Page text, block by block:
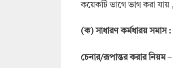
কয়েকটি ভাগে ভাগ করা যায়
(ক) সাধারণ কর্মধারয় সমাস :
চেনার/রূপান্তর করার নিয়ম–